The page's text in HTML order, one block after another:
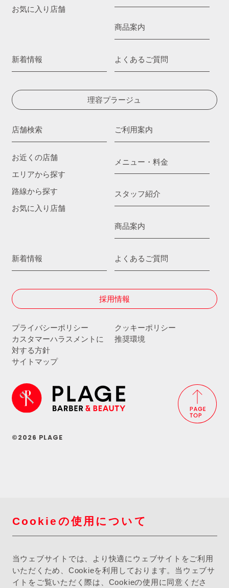
お気に入り店舗
商品案内
新着情報 よくあるご質問
理容プラージュ
店舗検索
お近くの店舗
エリアから探す
路線から探す
お気に入り店舗
ご利用案内
メニュー・料金
スタッフ紹介
商品案内
新着情報 よくあるご質問
採用情報
プライバシーポリシー
クッキーポリシー
カスタマーハラスメントに
対する方針
推奨環境
サイトマップ
©2026 PLAGE
Cookieの使用について
当ウェブサイトでは、より快適にウェブサイトをご利用
いただくため、Cookieを利用しております。当ウェブサ
イトをご覧いただく際は、Cookieの使用に同意くださ